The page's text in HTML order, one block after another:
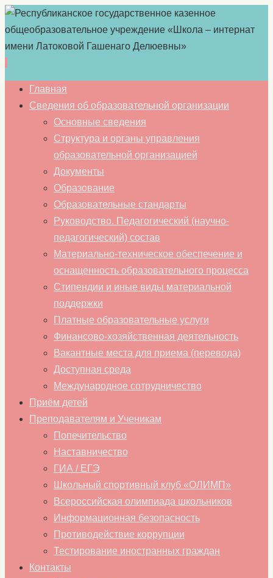
Перейти
содержимому
Главная
Сведения об образовательной организации
Основные сведения
Структура и органы управления
образовательной организацией
Документы
Образование
Образовательные стандарты
Руководство. Педагогический (научно-
педагогический) состав
Материально-техническое обеспечение и
оснащенность образовательного процесса
Стипендии и иные виды материальной
поддержки
Платные образовательные услуги
Финансово-хозяйственная деятельность
Вакантные места для приема (перевода)
Доступная среда
Международное сотрудничество
Приём детей
Преподавателям и Ученикам
Попечительство
Наставничество
ГИА / ЕГЭ
Школьный спортивный клуб «ОЛИМП»
Всероссийская олимпиада школьников
Информационная безопасность
Противодействие коррупции
Тестирование иностранных граждан
Контакты